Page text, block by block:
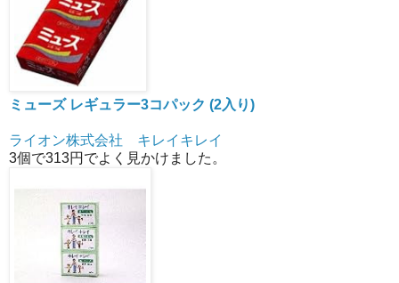
ミューズ レギュラー3コパック (2入り)
ライオン株式会社 キレイキレイ
3個で313円でよく見かけました。